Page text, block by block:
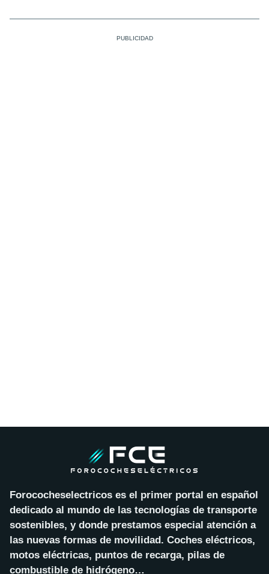
Forococheselectricos es el primer portal en español
dedicado al mundo de las tecnologías de transporte
sostenibles, y donde prestamos especial atención a
las nuevas formas de movilidad. Coches eléctricos,
motos eléctricas, puntos de recarga, pilas de
combustible de hidrógeno…